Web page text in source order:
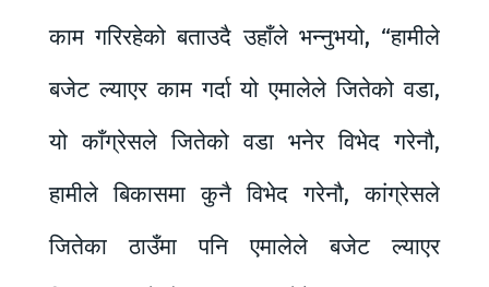
काम गरिरहेको बताउदै उहाँले भन्नुभयो, “हामीले
बजेट ल्याएर काम गर्दा यो एमालेले जितेको वडा,
यो काँग्रेसले जितेको वडा भनेर विभेद गरेनौ,
हामीले बिकासमा कुनै विभेद गरेनौ, कांग्रेसले
जितेका ठाउँमा पनि एमालेले बजेट ल्याएर